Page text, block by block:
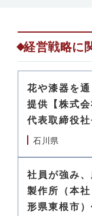
経営戦略に
花や漆器を
提供【株式
代表取締役社
石川県
社員が強み
製作所（本
形県東根市